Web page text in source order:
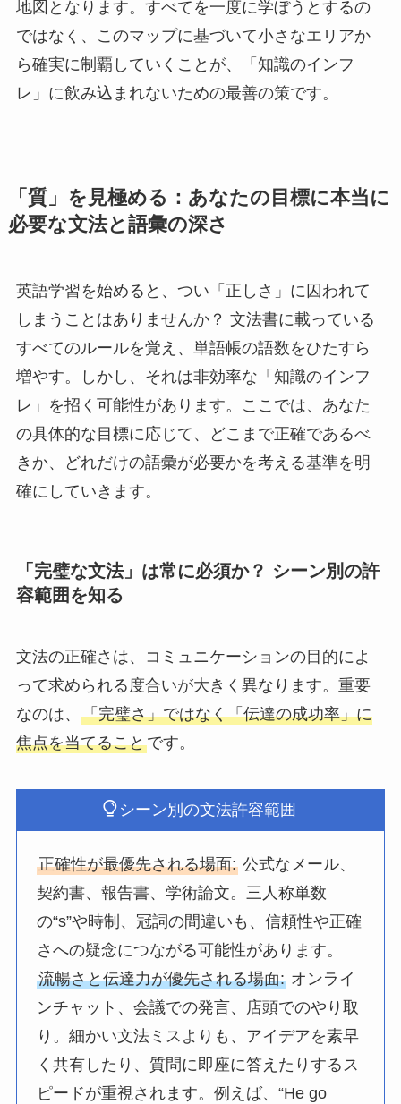
地図となります。すべてを一度に学ぼうとするの
ではなく、このマップに基づいて小さなエリアか
ら確実に制覇していくことが、「知識のインフ
レ」に飲み込まれないための最善の策です。
「質」を見極める：あなたの目標に本当に
必要な文法と語彙の深さ
英語学習を始めると、つい「正しさ」に囚われて
しまうことはありませんか？ 文法書に載っている
すべてのルールを覚え、単語帳の語数をひたすら
増やす。しかし、それは非効率な「知識のインフ
レ」を招く可能性があります。ここでは、あなた
の具体的な目標に応じて、どこまで正確であるべ
きか、どれだけの語彙が必要かを考える基準を明
確にしていきます。
「完璧な文法」は常に必須か？ シーン別の許
容範囲を知る
文法の正確さは、コミュニケーションの目的によ
って求められる度合いが大きく異なります。重要
なのは、 「完璧さ」ではなく「伝達の成功率」に
焦点を当てることです。
シーン別の文法許容範囲
正確性が最優先される場面: 公式なメール、
契約書、報告書、学術論文。三人称単数
の“s”や時制、冠詞の間違いも、信頼性や正確
さへの疑念につながる可能性があります。
流暢さと伝達力が優先される場面: オンライ
ンチャット、会議での発言、店頭でのやり取
り。細かい文法ミスよりも、アイデアを素早
く共有したり、質問に即座に答えたりするス
ピードが重視されます。例えば、“He go